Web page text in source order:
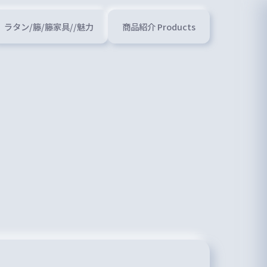
ラタン/籐/籐家具//魅力 商品紹介 Products